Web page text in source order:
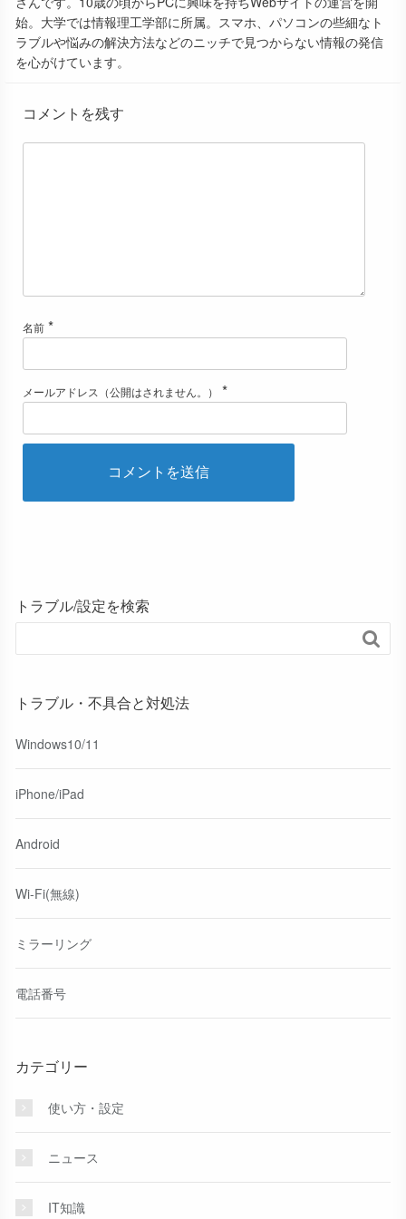
始。大学では情報理工学部に所属。スマホ、パソコンの些細なト
ラブルや悩みの解決方法などのニッチで見つからない情報の発信
を心がけています。
コメントを残す
名前 *
メールアドレス（公開はされません。） *
トラブル/設定を検索

トラブル・不具合と対処法
Windows10/11
iPhone/iPad
Android
Wi-Fi(無線)
ミラーリング
電話番号
カテゴリー
使い方・設定
ニュース
IT知識